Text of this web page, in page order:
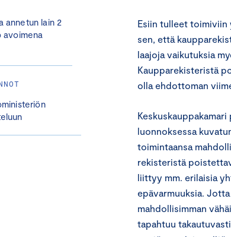
annetun lain 2
avoimena
Esiin tulleet
sen, että
laajoja vaikutuksia
Kaupparekisteristä
olla ehdottoman
luonnoksessa
toimintaansa
rekisteristä
liittyy mm. erilaisia
epävarmuuksia.
mahdollisimman
tapahtuu